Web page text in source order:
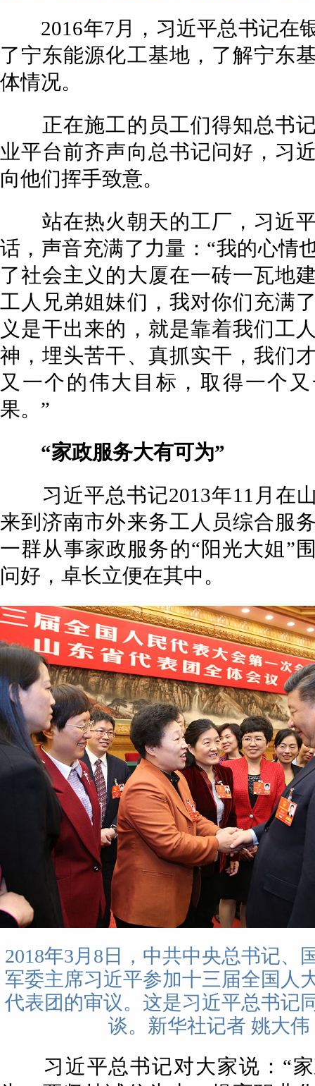
2016年7月，习近平总书记在
了宁东能源化工基地，了解宁东
体情况。
正在施工的员工们得知总书记
业平台前齐声向总书记问好，习
向他们挥手致意。
站在热火朝天的工厂，习近平
话，声音充满了力量：“我的心情
了社会主义的大厦在一砖一瓦地
工人兄弟姐妹们，我对你们充满
义是干出来的，就是靠着我们工
神，埋头苦干、真抓实干，我们
又一个的伟大目标，取得一个
果。”
“家政服务大有可为”
习近平总书记2013年11月在
来到济南市外来务工人员综合服
一群从事家政服务的“阳光大姐”
问好，卓长立便在其中。
2018年3月8日，中共中央总书记、
军委主席习近平参加十三届全国人
代表团的审议。这是习近平总书记
谈。新华社记者 姚大伟
习近平总书记对大家说：“家